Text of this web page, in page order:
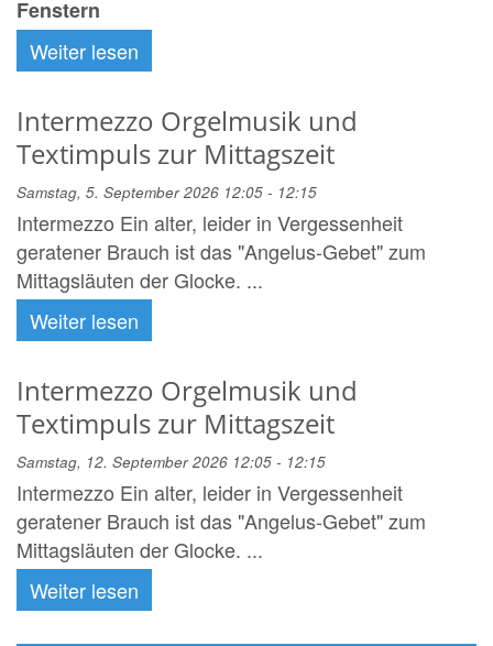
Fenstern
Weiter lesen
Intermezzo Orgelmusik und
Textimpuls zur Mittagszeit
Samstag, 5. September 2026 12:05 - 12:15
Intermezzo Ein alter, leider in Vergessenheit
geratener Brauch ist das "Angelus-Gebet" zum
Mittagsläuten der Glocke. ...
Weiter lesen
Intermezzo Orgelmusik und
Textimpuls zur Mittagszeit
Samstag, 12. September 2026 12:05 - 12:15
Intermezzo Ein alter, leider in Vergessenheit
geratener Brauch ist das "Angelus-Gebet" zum
Mittagsläuten der Glocke. ...
Weiter lesen